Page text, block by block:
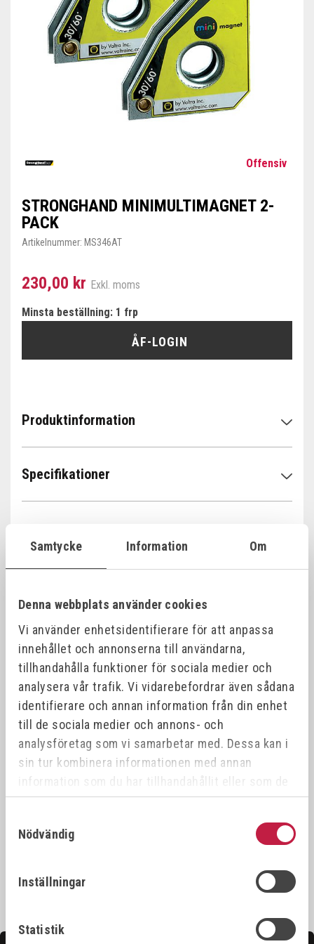
Samtycke Information Om
Denna webbplats använder cookies
Vi använder enhetsidentifierare för att anpassa
innehållet och annonserna till användarna,
tillhandahålla funktioner för sociala medier och
analysera vår trafik. Vi vidarebefordrar även sådana
identifierare och annan information från din enhet
till de sociala medier och annons- och
analysföretag som vi samarbetar med. Dessa kan i
sin tur kombinera informationen med annan
information som du har tillhandahållit eller som de
har samlat in när du har använt deras tjänster.
Nödvändig
Inställningar
Statistik
Offensiv
STRONGHAND MINIMULTIMAGNET 2-
PACK
Artikelnummer: MS346AT
230,00 kr Exkl. moms
Minsta beställning: 1 frp
ÅF-LOGIN
Produktinformation
Specifikationer
Relaterade produkter
Offensiv
SVETSVINKELMAGNET
Offensiv
STRONGHAND